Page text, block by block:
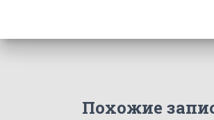
Похожие